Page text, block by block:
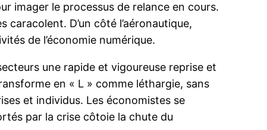
imager le processus de relance en cours.
D’un côté l’aéronautique,
de l’économie numérique.
une rapide et vigoureuse reprise et
en « L » comme léthargie, sans
et individus. Les économistes se
par la crise côtoie la chute du